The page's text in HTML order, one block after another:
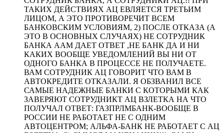
ТАКИХ ДЕЙСТВИЯХ АЦ ЕВЛЯЕТСЯ ТРЕТЬИМ
ЛИЦОМ, А ЭТО ПРОТИВОРЕЧИТ ВСЕМ
БАНКОВСКИМ УСЛОВИЯМ, 2) ПОСЛЕ ОТКАЗА (А
ЭТО В ОСНОВНЫХ СЛУЧАЯХ) НЕ СОТРУДНИК
БАНКА ААМ ДАЕТ ОТВЕТ ,НЕ БАНК ДА И НИ
КАКИХ ВООБЩЕ УВЕДОМЛЕНИЙ ВЫ НИ ОТ
ОДНОГО БАНКА В ПРОЦЕССЕ НЕ ПОЛУЧАЕТЕ.
ВАМ СОТРУДНИК АЦ ГОВОРИТ ЧТО ВАМ В
АВТОКРЕДИТЕ ОТКАЗАЛИ. Я ОБЗВАНИЛ ВСЕ
САМЫЕ НАДЕЖНЫЕ БАНКИ С КОТОРЫМИ КАК
ЗАВЕРЯЮТ СОТРУДНИКТ АЦ ВЗЛЕТКА НА ЧТО
ПОЛУЧАЛ ОТВЕТ: ГАЗПРЛМБАНК-ВООБЩЕ В
РОССИИ НЕ РАБОТАЕТ НЕ С ОДНИМ
АВТОЦЕНТРОМ; АЛЬФА-БАНК НЕ РАБОТАЕТ С АЦ